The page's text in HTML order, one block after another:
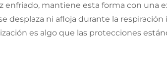
enfriado, mantiene esta forma con una
desplaza ni afloja durante la
es algo que las protecciones